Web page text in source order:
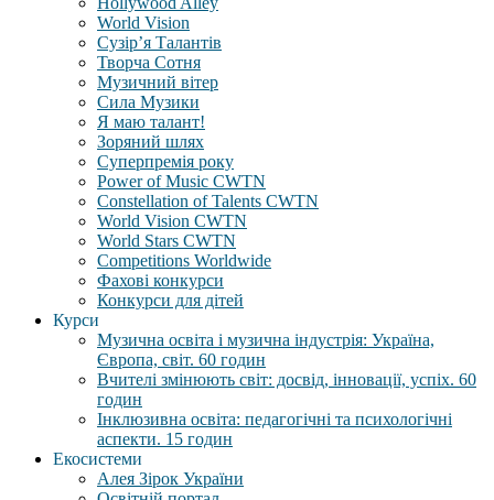
World Vision
Сузір’я Талантів
Творча Сотня
Музичний вітер
Сила Музики
Я маю талант!
Зоряний шлях
Суперпремія року
Power of Music CWTN
Constellation of Talents CWTN
World Vision CWTN
World Stars CWTN
Competitions Worldwide
Фахові конкурси
Конкурси для дітей
Курси
Музична освіта і музична індустрія: Україна,
Європа, світ. 60 годин
Вчителі змінюють світ: досвід, інновації, успіх. 60
годин
Інклюзивна освіта: педагогічні та психологічні
аспекти. 15 годин
Екосистеми
Алея Зірок України